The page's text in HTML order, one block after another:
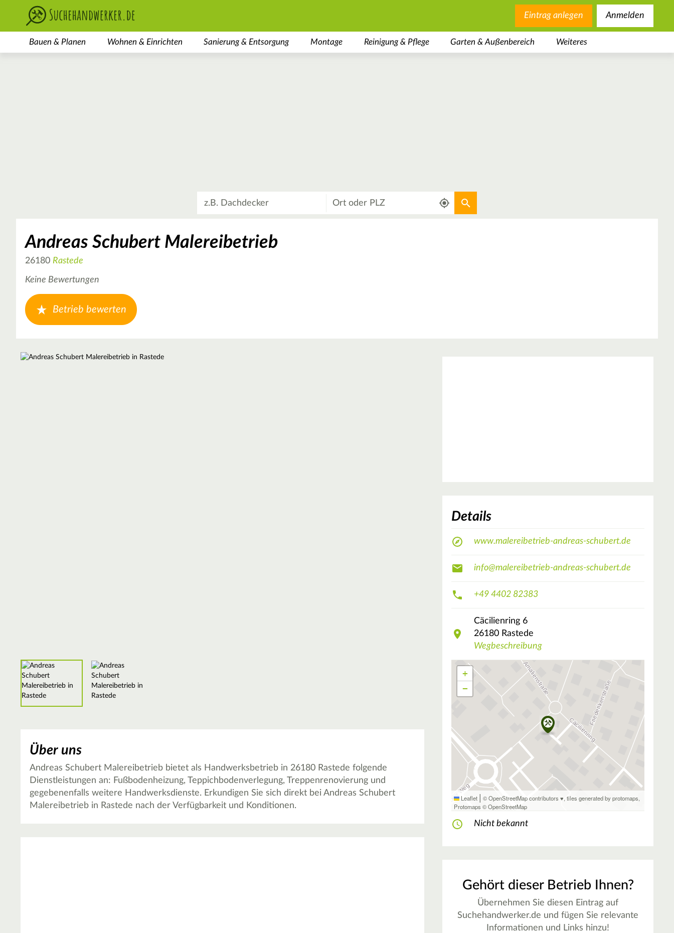
Eintrag anlegen Anmelden
Bauen & Planen Wohnen & Einrichten Sanierung & Entsorgung Montage Reinigung & Pflege Garten & Außenbereich Weiteres
Aktuellen Standort verwenden
Andreas Schubert Malereibetrieb
26180 Rastede
Keine Bewertungen
Betrieb bewerten
Über uns
Andreas Schubert Malereibetrieb bietet als Handwerksbetrieb in 26180 Rastede folgende
Dienstleistungen an: Fußbodenheizung, Teppichbodenverlegung, Treppenrenovierung und
gegebenenfalls weitere Handwerksdienste. Erkundigen Sie sich direkt bei Andreas Schubert
Malereibetrieb in Rastede nach der Verfügbarkeit und Konditionen.
Details
www.malereibetrieb-andreas-schubert.de
info@malereibetrieb-andreas-schubert.de
+49 4402 82383
Cäcilienring 6
26180 Rastede
Wegbeschreibung
+
−
Leaflet | © OpenStreetMap contributors ♥,tiles generated by protomaps,
Protomaps ©OpenStreetMap
Nicht bekannt
Gehört dieser Betrieb Ihnen?
Übernehmen Sie diesen Eintrag auf
Suchehandwerker.de und fügen Sie relevante
Informationen und Links hinzu!